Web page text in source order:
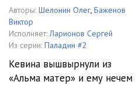
006
007
009
Авторы: Шелонин Олег, Баженов
Виктор
Исполняет: Ларионов Сергей
Из серии: Паладин #2
Кевина вышвырнули из
«Альма матер» и ему нечем